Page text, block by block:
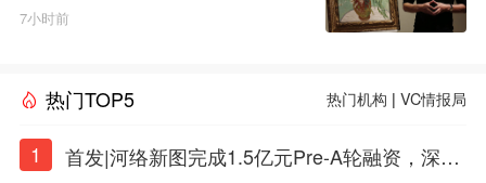
7小时前
热门TOP5 热门机构 |VC情报局
1
首发|河络新图完成1.5亿元Pre-A轮融资，深耕i